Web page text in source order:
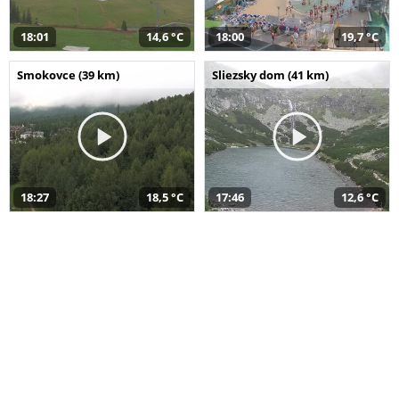
18:01 14,6 °C 18:00 19,7 °C
Smokovce (39 km)
18:27 18,5 °C
Sliezsky dom (41 km)
17:46 12,6 °C